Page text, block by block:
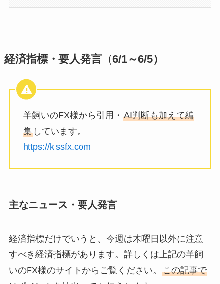
経済指標・要人発言（6/1～6/5）
羊飼いのFX様から引用・ AI判断も加えて編
集しています。
https://kissfx.com
主なニュース・要人発言
経済指標だけでいうと、今週は木曜日以外に注意
すべき経済指標があります。詳しくは上記の羊飼
いのFX様のサイトからご覧ください。 この記事で